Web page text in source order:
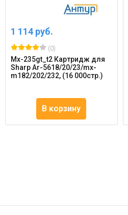
1 114 руб.
(0)
Mx-235gt_t2 Картридж для
Sharp Ar-5618/20/23/mx-
m182/202/232, (16 000стр.)
В корзину